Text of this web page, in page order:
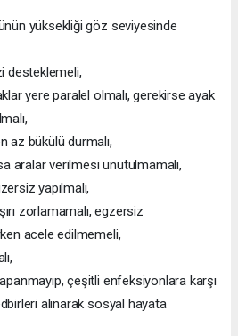
yüksekliği göz seviyesinde
desteklemeli,
yere paralel olmalı, gerekirse ayak
az bükülü durmalı,
aralar verilmesi unutulmamalı,
yapılmalı,
zorlamamalı, egzersiz
acele edilmemeli,
çeşitli enfeksiyonlara karşı
alınarak sosyal hayata